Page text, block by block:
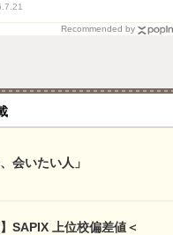
Recommended by
会いたい人」
SAPIX 上位校偏差値＜